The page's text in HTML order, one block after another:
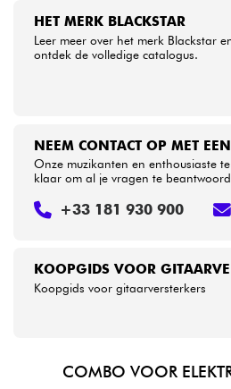
HET MERK BLACKSTAR
Leer meer over het merk Blackstar
ontdek de volledige catalogus.
KOOPGIDS VOOR
Koopgids voor gitaarversterkers
NEEM CONTACT OP MET
Onze muzikanten en enthousiaste
klaar om al je vragen te
+33 181 930 900
COMBO VOOR